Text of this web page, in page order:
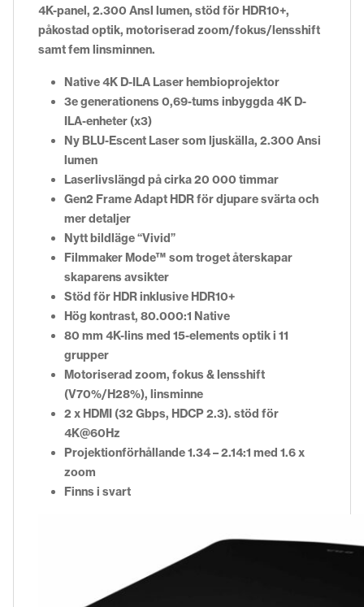
4K-panel, 2.300 Ansl lumen, stöd för HDR10+,
påkostad optik, motoriserad zoom/fokus/lensshift
samt fem linsminnen.
Native 4K D-ILA Laser hembioprojektor
3e generationens 0,69-tums inbyggda 4K D-
ILA-enheter (x3)
Ny BLU-Escent Laser som ljuskälla, 2.300 Ansi
lumen
Laserlivslängd på cirka 20 000 timmar
Gen2 Frame Adapt HDR för djupare svärta och
mer detaljer
Nytt bildläge “Vivid”
Filmmaker Mode™ som troget återskapar
skaparens avsikter
Stöd för HDR inklusive HDR10+
Hög kontrast, 80.000:1 Native
80 mm 4K-lins med 15-elements optik i 11
grupper
Motoriserad zoom, fokus & lensshift
(V70%/H28%), linsminne
2 x HDMI (32 Gbps, HDCP 2.3). stöd för
4K@60Hz
Projektionförhållande 1.34 – 2.14:1 med 1.6 x
zoom
Finns i svart